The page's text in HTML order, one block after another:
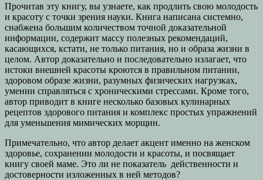
Прочитав эту книгу, вы узнаете, как продлить свою молодость
и красоту с точки зрения науки. Книга написана системно,
снабжена большим количеством точной доказательной
информации, содержит массу полезных рекомендаций,
касающихся, кстати, не только питания, но и образа жизни в
целом. Автор доказательно и последовательно излагает, что
истоки внешней красоты кроются в правильном питании,
здоровом образе жизни, разумных физических нагрузках,
умении справляться с хроническими стрессами. Кроме того,
автор приводит в книге несколько базовых кулинарных
рецептов здорового питания и комплекс простых упражнений
для уменьшения мимических морщин.
Примечательно, что автор делает акцент именно на женском
здоровье, сохранении молодости и красоты, и посвящает
книгу своей маме. Это ли не показатель действенности и
достоверности изложенных в ней методов?